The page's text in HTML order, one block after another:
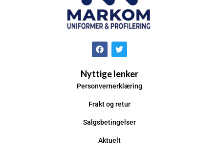
Nyttige lenker
Personvernerklæring
Frakt og retur
Salgsbetingelser
Aktuelt